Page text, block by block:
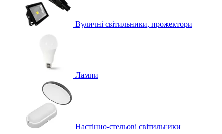
Вуличні світильники, прожектори
Лампи
Настінно-стельові світильники